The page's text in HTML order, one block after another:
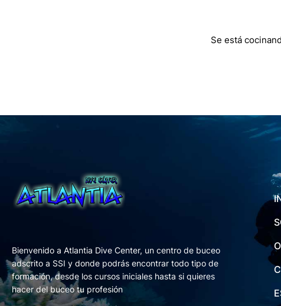
Se está
Bienvenido a Atlantia Dive Center, un centro de buceo
adscrito a SSI y donde podrás encontrar todo tipo de
formación, desde los cursos iniciales hasta si quieres
hacer del buceo tu profesión